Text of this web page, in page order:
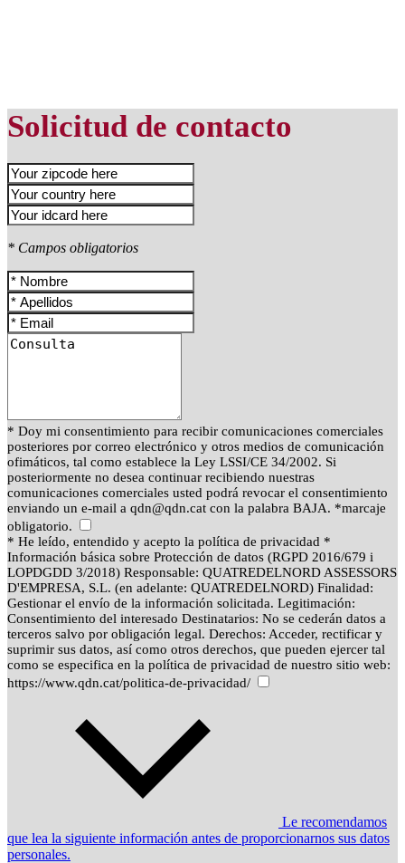
Solicitud de contacto
* Campos obligatorios
* Doy mi consentimiento para recibir comunicaciones comerciales
posteriores por correo electrónico y otros medios de comunicación
ofimáticos, tal como establece la Ley LSSI/CE 34/2002. Si
posteriormente no desea continuar recibiendo nuestras
comunicaciones comerciales usted podrá revocar el consentimiento
enviando un e-mail a qdn@qdn.cat con la palabra BAJA. *marcaje
obligatorio.
* He leído, entendido y acepto la política de privacidad *
Información básica sobre Protección de datos (RGPD 2016/679 i
LOPDGDD 3/2018) Responsable: QUATREDELNORD ASSESSORS
D'EMPRESA, S.L. (en adelante: QUATREDELNORD) Finalidad:
Gestionar el envío de la información solicitada. Legitimación:
Consentimiento del interesado Destinatarios: No se cederán datos a
terceros salvo por obligación legal. Derechos: Acceder, rectificar y
suprimir sus datos, así como otros derechos, que pueden ejercer tal
como se especifica en la política de privacidad de nuestro sitio web:
https://www.qdn.cat/politica-de-privacidad/
Le recomendamos
que lea la siguiente información antes de proporcionarnos sus datos
personales.